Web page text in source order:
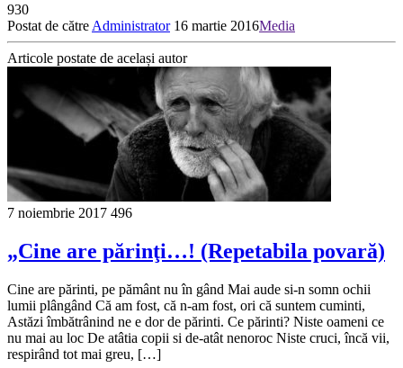
930
Postat de către Administrator 16 martie 2016Media
Articole postate de același autor
7 noiembrie 2017 496
„Cine are părinţi…! (Repetabila povară)
Cine are părinti, pe pământ nu în gând Mai aude si-n somn ochii
lumii plângând Că am fost, că n-am fost, ori că suntem cuminti,
Astăzi îmbătrânind ne e dor de părinti. Ce părinti? Niste oameni ce
nu mai au loc De atâtia copii si de-atât nenoroc Niste cruci, încă vii,
respirând tot mai greu, […]